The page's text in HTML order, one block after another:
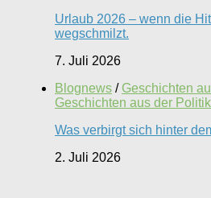
Urlaub 2026 – wenn die
wegschmilzt.
7. Juli 2026
Blognews / Geschichten
Geschichten aus der Politik
Was verbirgt sich hinter
2. Juli 2026